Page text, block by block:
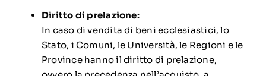
Diritto di prelazione:
In caso di vendita di beni ecclesiastici, lo
Stato, i Comuni, le Università, le Regioni e le
Province hanno il diritto di prelazione,